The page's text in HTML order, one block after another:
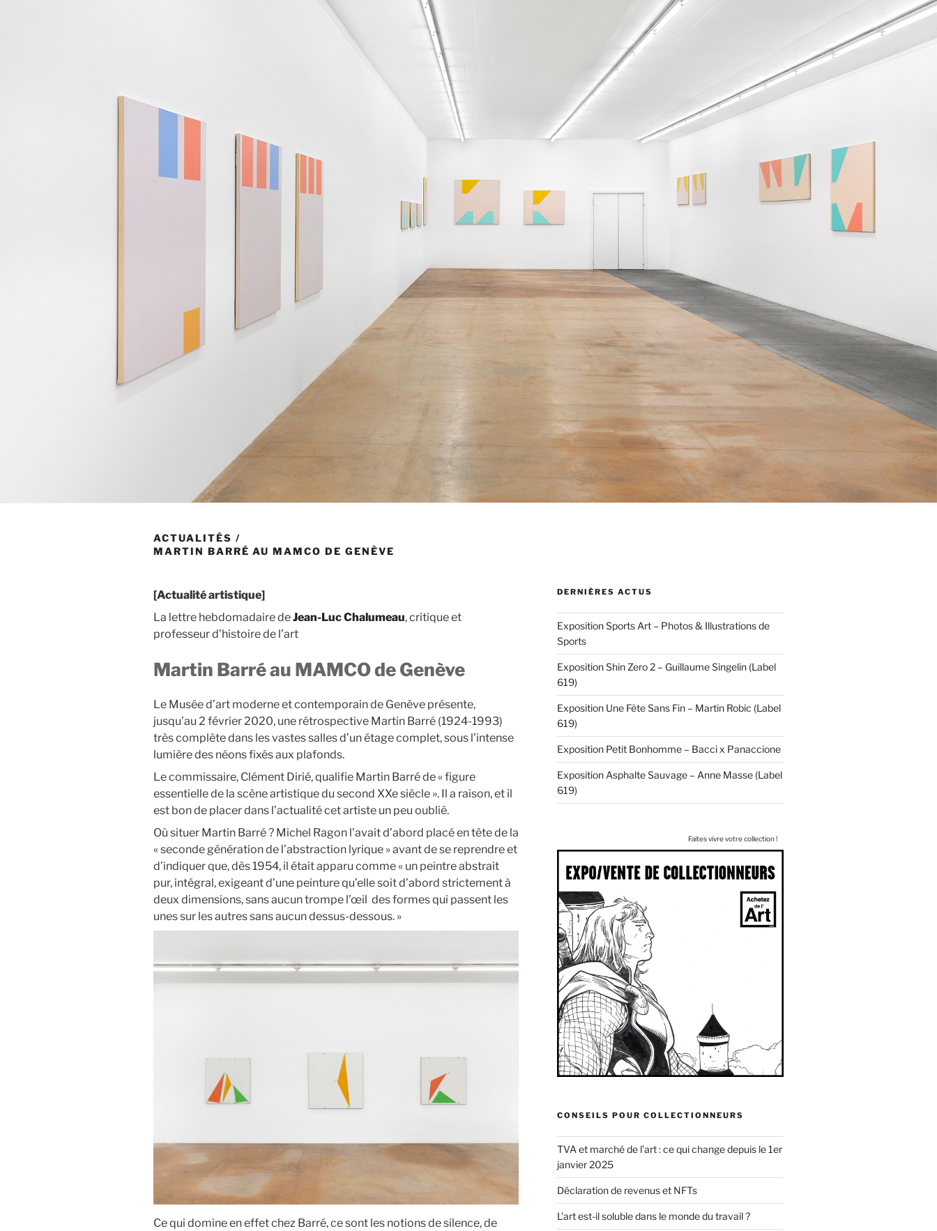
ACTUALITÉS /
MARTIN BARRÉ AU MAMCO DE GENÈVE
[Actualité artistique]
La lettre hebdomadaire deJean-Luc Chalumeau, critique et
professeur d’histoire de l’art
Martin Barré au MAMCO de Genève
Le Musée d’art moderne et contemporain de Genève présente,
jusqu’au 2 février 2020, une rétrospective Martin Barré (1924-1993)
très complète dans les vastes salles d’un étage complet, sous l’intense
lumière des néons fixés aux plafonds.
Le commissaire, Clément Dirié, qualifie Martin Barré de « figure
essentielle de la scène artistique du second XXe siècle ». Il a raison, et il
est bon de placer dans l’actualité cet artiste un peu oublié.
Où situer Martin Barré ? Michel Ragon l’avait d’abord placé en tête de la
« seconde génération de l’abstraction lyrique » avant de se reprendre et
d’indiquer que, dès 1954, il était apparu comme « un peintre abstrait
pur, intégral, exigeant d’une peinture qu’elle soit d’abord strictement à
deux dimensions, sans aucun trompe l’œil des formes qui passent les
unes sur les autres sans aucun dessus-dessous. »
Ce qui domine en effet chez Barré, ce sont les notions de silence, de
DERNIÈRES ACTUS
Exposition Sports Art – Photos & Illustrations de
Sports
Exposition Shin Zero 2 – Guillaume Singelin (Label
619)
Exposition Une Fête Sans Fin – Martin Robic (Label
619)
Exposition Petit Bonhomme – Bacci x Panaccione
Exposition Asphalte Sauvage – Anne Masse (Label
619)
Faites vivre votre collection !
CONSEILS POUR COLLECTIONNEURS
TVA et marché de l’art : ce qui change depuis le 1er
janvier 2025
Déclaration de revenus et NFTs
L’art est-il soluble dans le monde du travail ?